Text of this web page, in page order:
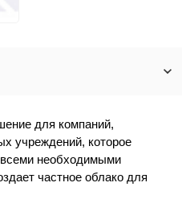
для компаний,
учреждений, которое
необходимыми
частное облако для